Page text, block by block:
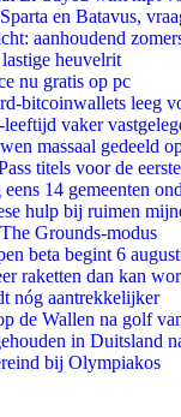
en Batavus,
aanhoudend
heuvelrit
nu gratis op pc
bitcoinwallets leeg
vaker
massaal gedeeld
titels voor de
14 gemeenten
hulp bij ruimen
Grounds-modus
beta begint 6
raketten dan kan
nóg aantrekkelijker
de Wallen na golf
in Duitsland
bij Olympiakos